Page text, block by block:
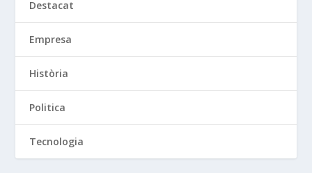
Destacat
Empresa
Història
Politica
Tecnologia